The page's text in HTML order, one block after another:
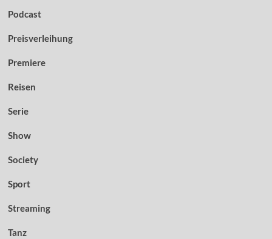
Podcast
Preisverleihung
Premiere
Reisen
Serie
Show
Society
Sport
Streaming
Tanz